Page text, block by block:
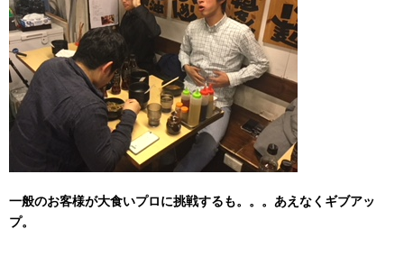
一般のお客様が大食いプロに挑戦するも。。。あえなくギブアッ
プ。